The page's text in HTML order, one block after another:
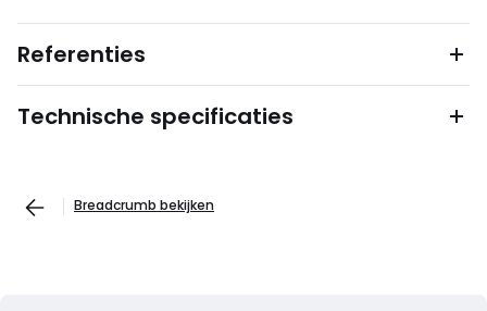
Referenties
Technische specificaties
Breadcrumb bekijken